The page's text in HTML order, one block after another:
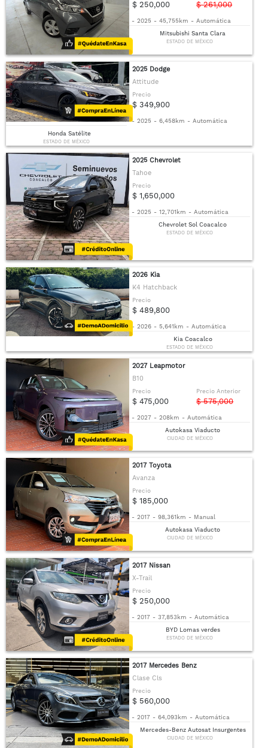
$ 250,000 $ 261,000
- 2025 - 45,755km - Automática
Mitsubishi Santa Clara
ESTADO DE MÉXICO
2025 Dodge
Attitude
Precio
$ 349,900
- 2025 - 6,458km - Automática
Honda Satélite
ESTADO DE MÉXICO
2025 Chevrolet
Tahoe
Precio
$ 1,650,000
- 2025 - 12,701km - Automática
Chevrolet Sol Coacalco
ESTADO DE MÉXICO
2026 Kia
K4 Hatchback
Precio
$ 489,800
- 2026 - 5,641km - Automática
Kia Coacalco
ESTADO DE MÉXICO
2027 Leapmotor
B10
Precio
$ 475,000
Precio Anterior
$ 575,000
- 2027 - 208km - Automática
Autokasa Viaducto
CIUDAD DE MÉXICO
2017 Toyota
Avanza
Precio
$ 185,000
- 2017 - 98,361km - Manual
Autokasa Viaducto
CIUDAD DE MÉXICO
2017 Nissan
X-Trail
Precio
$ 250,000
- 2017 - 37,853km - Automática
BYD Lomas verdes
ESTADO DE MÉXICO
2017 Mercedes Benz
Clase Cls
Precio
$ 560,000
- 2017 - 64,093km - Automática
Mercedes-Benz Autosat Insurgentes
CIUDAD DE MÉXICO